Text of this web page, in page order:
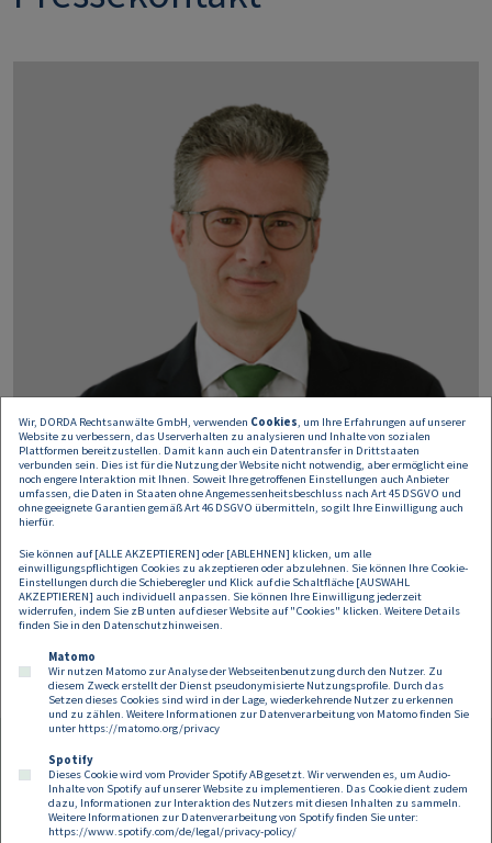
Andreas Zahradnik
Managing Partner
andreas.zahradnik@dorda.at
Footer
Kontakt Datenschutz
Impressum
Compliance
Cookies
Wir, DORDA Rechtsanwälte GmbH, verwenden Cookies, um Ihre Erfahrungen auf unserer
Website zu verbessern, das Userverhalten zu analysieren und Inhalte von sozialen
Plattformen bereitzustellen. Damit kann auch ein Datentransfer in Drittstaaten
verbunden sein. Dies ist für die Nutzung der Website nicht notwendig, aber ermöglicht eine
noch engere Interaktion mit Ihnen. Soweit Ihre getroffenen Einstellungen auch Anbieter
umfassen, die Daten in Staaten ohne Angemessenheitsbeschluss nach Art 45 DSGVO und
ohne geeignete Garantien gemäß Art 46 DSGVO übermitteln, so gilt Ihre Einwilligung auch
hierfür.
Sie können auf [ALLE AKZEPTIEREN] oder [ABLEHNEN] klicken, um alle
einwilligungspflichtigen Cookies zu akzeptieren oder abzulehnen. Sie können Ihre Cookie-
Einstellungen durch die Schieberegler und Klick auf die Schaltfläche [AUSWAHL
AKZEPTIEREN] auch individuell anpassen. Sie können Ihre Einwilligung jederzeit
widerrufen, indem Sie zB unten auf dieser Website auf "Cookies" klicken. Weitere Details
finden Sie in den Datenschutzhinweisen.
Matomo
Wir nutzen Matomo zur Analyse der Webseitenbenutzung durch den Nutzer. Zu
diesem Zweck erstellt der Dienst pseudonymisierte Nutzungsprofile. Durch das
Setzen dieses Cookies sind wird in der Lage, wiederkehrende Nutzer zu erkennen
und zu zählen. Weitere Informationen zur Datenverarbeitung von Matomo finden Sie
unter https://matomo.org/privacy
Spotify
Dieses Cookie wird vom Provider Spotify AB gesetzt. Wir verwenden es, um Audio-
Inhalte von Spotify auf unserer Website zu implementieren. Das Cookie dient zudem
dazu, Informationen zur Interaktion des Nutzers mit diesen Inhalten zu sammeln.
Weitere Informationen zur Datenverarbeitung von Spotify finden Sie unter:
https://www.spotify.com/de/legal/privacy-policy/